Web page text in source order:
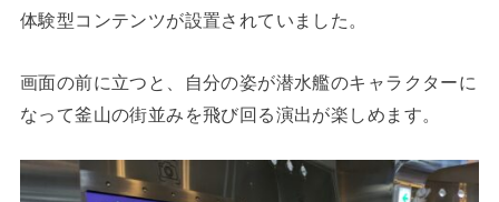
体験型コンテンツが設置されていました。
画面の前に立つと、自分の姿が潜水艦のキャラクターに
なって釜山の街並みを飛び回る演出が楽しめます。